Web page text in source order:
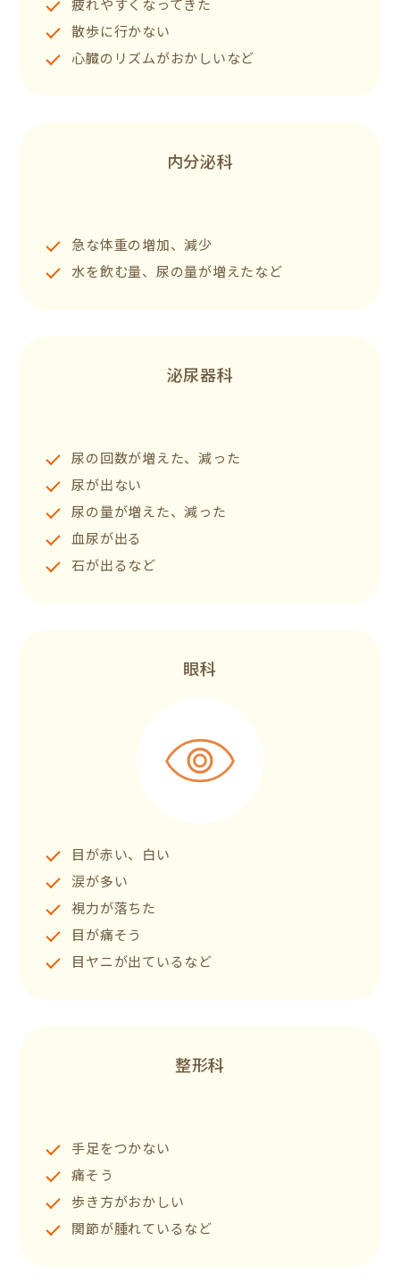
疲れやすくなってきた
散歩に行かない
心臓のリズムがおかしいなど
内分泌科
急な体重の増加、減少
水を飲む量、尿の量が増えたなど
泌尿器科
尿の回数が増えた、減った
尿が出ない
尿の量が増えた、減った
血尿が出る
石が出るなど
眼科
目が赤い、白い
涙が多い
視力が落ちた
目が痛そう
目ヤニが出ているなど
整形科
手足をつかない
痛そう
歩き方がおかしい
関節が腫れているなど